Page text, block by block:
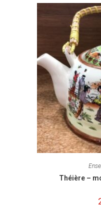
Théière –